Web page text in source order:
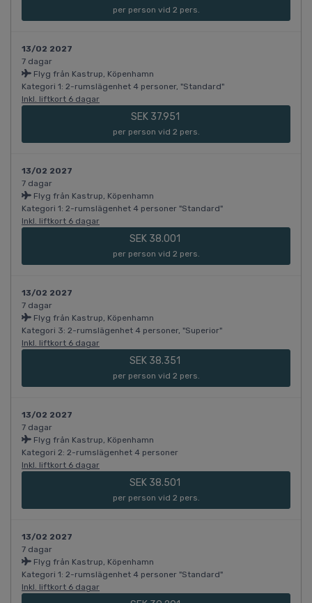
per person vid 2 pers.
13/02 2027
7 dagar
Flyg från Kastrup, Köpenhamn
Kategori 1: 2-rumslägenhet 4 personer, "Standard"
Inkl. liftkort 6 dagar
SEK 37.951
per person vid 2 pers.
13/02 2027
7 dagar
Flyg från Kastrup, Köpenhamn
Kategori 1: 2-rumslägenhet 4 personer "Standard"
Inkl. liftkort 6 dagar
SEK 38.001
per person vid 2 pers.
13/02 2027
7 dagar
Flyg från Kastrup, Köpenhamn
Kategori 3: 2-rumslägenhet 4 personer, "Superior"
Inkl. liftkort 6 dagar
SEK 38.351
per person vid 2 pers.
13/02 2027
7 dagar
Flyg från Kastrup, Köpenhamn
Kategori 2: 2-rumslägenhet 4 personer
Inkl. liftkort 6 dagar
SEK 38.501
per person vid 2 pers.
13/02 2027
7 dagar
Flyg från Kastrup, Köpenhamn
Kategori 1: 2-rumslägenhet 4 personer "Standard"
Inkl. liftkort 6 dagar